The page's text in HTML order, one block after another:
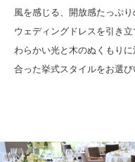
風を感じる、開放感たっぷ
ウェディングドレスを引き
わらかい光と木のぬくもり
合った挙式スタイルをお選び